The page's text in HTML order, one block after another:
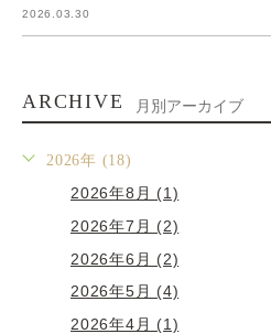
2026.03.30
ARCHIVE 月別アーカイブ
2026年 (18)
2026年8月 (1)
2026年7月 (2)
2026年6月 (2)
2026年5月 (4)
2026年4月 (1)